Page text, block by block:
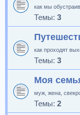
как мы
Темы: 3
как проходят
Темы: 3
Моя
муж, жена,
Темы: 2